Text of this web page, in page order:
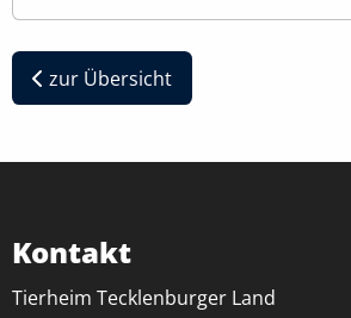
zur Übersicht
Kontakt
Tierheim Tecklenburger Land